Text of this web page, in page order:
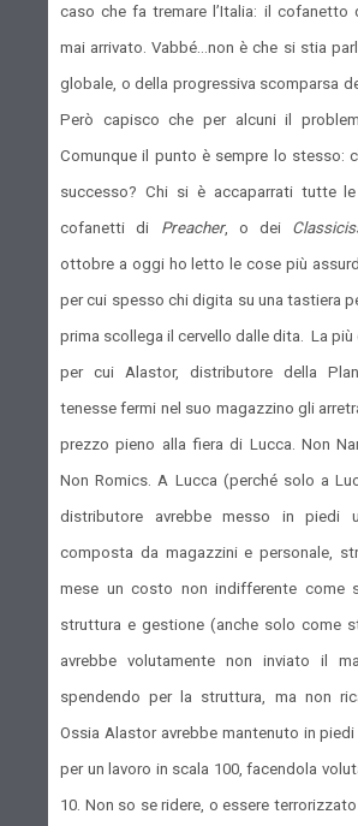
caso che fa tremare l’Italia: il cofanetto
mai arrivato. Vabbé…non è che si stia
globale, o della progressiva scomparsa
Però capisco che per alcuni il
Comunque il punto è sempre lo stesso:
successo? Chi si è accaparrati tutte
cofanetti di Preacher, o dei
ottobre a oggi ho letto le cose più
per cui spesso chi digita su una tastiera
prima scollega il cervello dalle dita. La
per cui Alastor, distributore della
tenesse fermi nel suo magazzino gli
prezzo pieno alla fiera di Lucca. Non
Non Romics. A Lucca (perché solo a
distributore avrebbe messo in piedi
composta da magazzini e personale,
mese un costo non indifferente come
struttura e gestione (anche solo come
avrebbe volutamente non inviato il
spendendo per la struttura, ma non
Ossia Alastor avrebbe mantenuto in
per un lavoro in scala 100, facendola
10. Non so se ridere, o essere